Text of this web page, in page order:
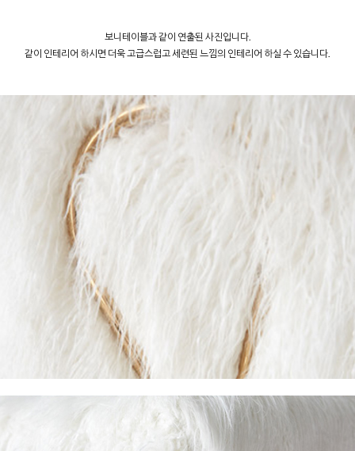
보니테이블과 같이 연출된 사진입니다.
같이 인테리어 하시면 더욱 고급스럽고 세련된 느낌의 인테리어 하실 수 있습니다.